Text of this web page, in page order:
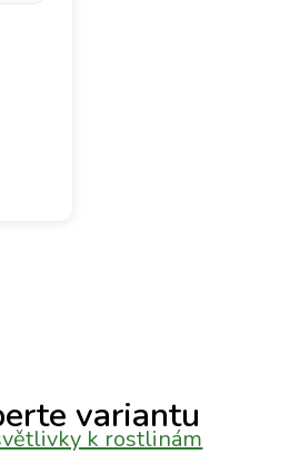
variantu
k rostlinám